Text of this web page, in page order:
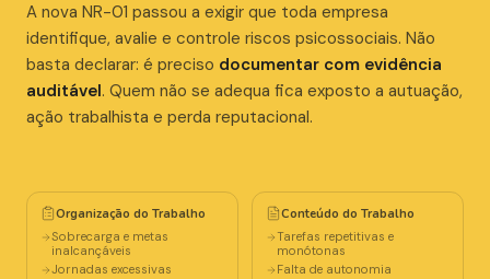
A nova NR-01 passou a exigir que toda empresa
identifique, avalie e controle riscos psicossociais. Não
basta declarar: é preciso documentar com evidência
auditável. Quem não se adequa fica exposto a autuação,
ação trabalhista e perda reputacional.
Organização do Trabalho
Sobrecarga e metas
inalcançáveis
Jornadas excessivas
Conteúdo do Trabalho
Tarefas repetitivas e
monótonas
Falta de autonomia